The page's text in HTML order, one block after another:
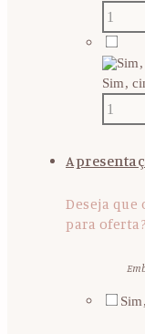
Sim,
Deseja
para oferta?